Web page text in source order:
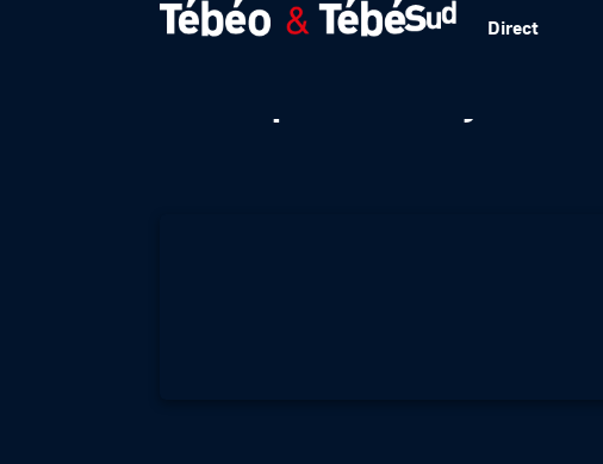
Direct
Quimper Volley 29 :